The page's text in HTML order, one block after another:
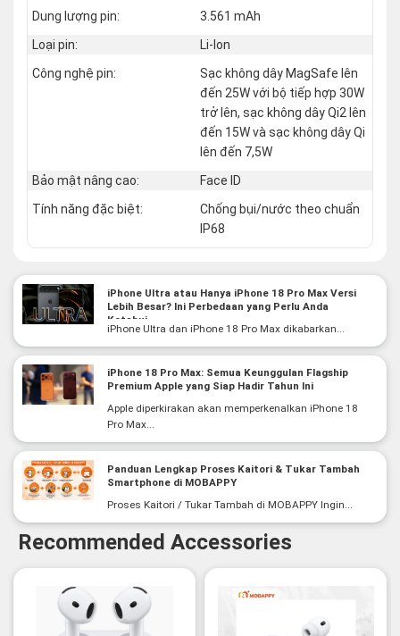
Dung lượng pin:
3.561 mAh
Loại pin:
Li-Ion
Công nghệ pin:
Sạc không dây MagSafe lên
đến 25W với bộ tiếp hợp 30W
trở lên, sạc không dây Qi2 lên
đến 15W và sạc không dây Qi
lên đến 7,5W
Bảo mật nâng cao:
Face ID
Tính năng đặc biệt:
Chống bụi/nước theo chuẩn
IP68
iPhone Ultra atau Hanya iPhone 18 Pro Max Versi
Lebih Besar? Ini Perbedaan yang Perlu Anda
Ketahui
iPhone Ultra dan iPhone 18 Pro Max dikabarkan...
iPhone 18 Pro Max: Semua Keunggulan Flagship
Premium Apple yang Siap Hadir Tahun Ini
Apple diperkirakan akan memperkenalkan iPhone 18
Pro Max...
Panduan Lengkap Proses Kaitori & Tukar Tambah
Smartphone di MOBAPPY
Proses Kaitori / Tukar Tambah di MOBAPPY Ingin...
Recommended Accessories
-3%